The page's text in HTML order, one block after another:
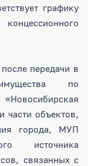
графику
передачи в
по
части объектов,
города, МУП
источника
связанных с